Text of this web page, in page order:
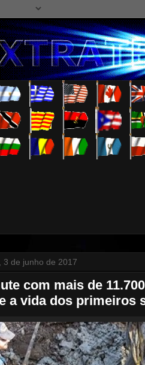
3 de junho de 2017
com mais de
a vida dos primeiros